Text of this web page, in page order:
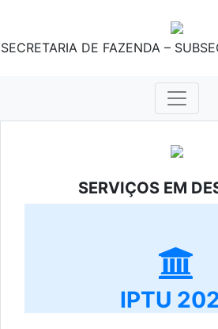
SECRETARIA DE FAZENDA –
SERVIÇOS EM
IPTU